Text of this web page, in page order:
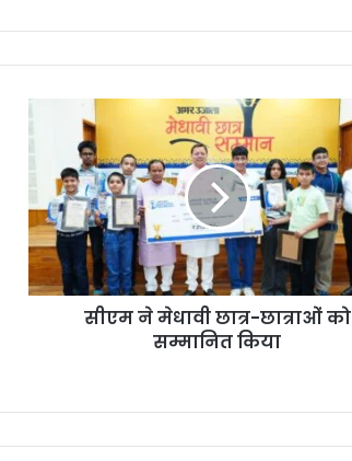
सीएम ने मेधावी छात्र-छात्राओं को
सम्मानित किया